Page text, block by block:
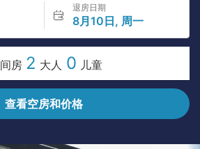
退房日期
8月10日, 周一
间房 2 大人 0 儿童
查看空房和价格